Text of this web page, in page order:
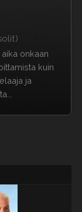
onkaan
kuin
ja